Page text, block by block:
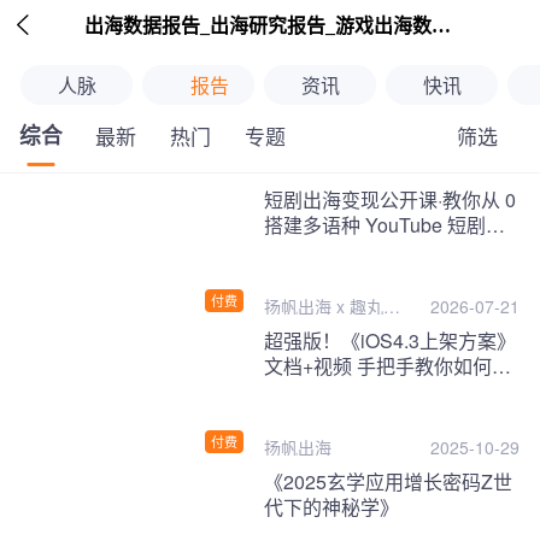
 出海数据报告_出海研究报告_游戏出海数据报告_海外趋势分析-扬帆出海
人脉 报告 资讯 快讯
综合 最新 热门 专题 筛选
继续下拉刷新
付费
短剧出海变现公开课·教你从 0
搭建多语种 YouTube 短剧频
扬帆出海 x 趣丸千 2026-07-21
付费
超强版！《iOS4.3上架方案》
文档+视频 手把手教你如何一
扬帆出海 2025-10-29
《2025玄学应用增长密码Z世
代下的神秘学》